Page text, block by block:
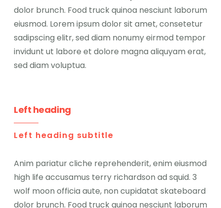
dolor brunch. Food truck quinoa nesciunt laborum
eiusmod. Lorem ipsum dolor sit amet, consetetur
sadipscing elitr, sed diam nonumy eirmod tempor
invidunt ut labore et dolore magna aliquyam erat,
sed diam voluptua.
Left heading
Left heading subtitle
Anim pariatur cliche reprehenderit, enim eiusmod
high life accusamus terry richardson ad squid. 3
wolf moon officia aute, non cupidatat skateboard
dolor brunch. Food truck quinoa nesciunt laborum